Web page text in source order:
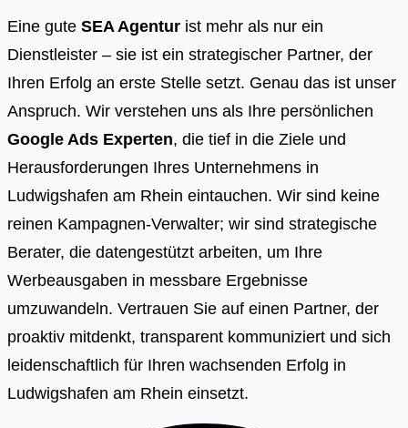
Eine gute SEA Agentur ist mehr als nur ein
Dienstleister – sie ist ein strategischer Partner, der
Ihren Erfolg an erste Stelle setzt. Genau das ist unser
Anspruch. Wir verstehen uns als Ihre persönlichen
Google Ads Experten, die tief in die Ziele und
Herausforderungen Ihres Unternehmens in
Ludwigshafen am Rhein eintauchen. Wir sind keine
reinen Kampagnen-Verwalter; wir sind strategische
Berater, die datengestützt arbeiten, um Ihre
Werbeausgaben in messbare Ergebnisse
umzuwandeln. Vertrauen Sie auf einen Partner, der
proaktiv mitdenkt, transparent kommuniziert und sich
leidenschaftlich für Ihren wachsenden Erfolg in
Ludwigshafen am Rhein einsetzt.